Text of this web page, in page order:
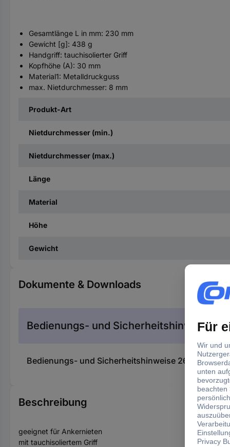
Gesamtlänge L in mm: 230 mm
Gewicht [g]: 438 g
Handgriff: tauchisolierter Griff
Kopfhöhe (A): 30 mm
Material1: Metalldruckguss
max. Nietdurchmesser: 8 mm
Produkt-Art
Nietdurchmesser (min.)
Nietdurchmesser (max.)
Länge
Material
Höhe
Gewicht
Dokumente & Downloads
Bedienungs- und Sicherheitshinweise
Bedienungs- und Sicherheitshinweise 2698607 KS
Beschreibung
geeignet für Ankernieten
mit tauchisoliertem Griff